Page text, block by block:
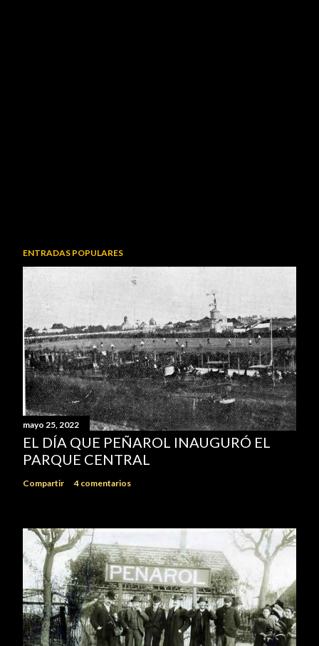
ENTRADAS POPULARES
mayo 25, 2022
EL DÍA QUE PEÑAROL INAUGURÓ EL
PARQUE CENTRAL
Compartir 4 comentarios